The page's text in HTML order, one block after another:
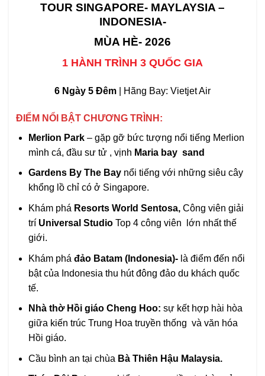
TOUR SINGAPORE- MAYLAYSIA –
INDONESIA-
MÙA HÈ- 2026
1 HÀNH TRÌNH 3 QUỐC GIA
6 Ngày 5 Đêm | Hãng Bay: Vietjet Air
ĐIỂM NỔI BẬT CHƯƠNG TRÌNH:
Merlion Park – gặp gỡ bức tượng nổi tiếng Merlion
mình cá, đầu sư tử , vịnh Maria bay sand
Gardens By The Bay nổi tiếng với những siêu cây
khổng lồ chỉ có ở Singapore.
Khám phá Resorts World Sentosa, Công viên giải
trí Universal Studio Top 4 công viên lớn nhất thế
giới.
Khám phá đảo Batam (Indonesia)- là điểm đến nổi
bật của Indonesia thu hút đông đảo du khách quốc
tế.
Nhà thờ Hồi giáo Cheng Hoo: sự kết hợp hài hòa
giữa kiến trúc Trung Hoa truyền thống và văn hóa
Hồi giáo.
Cầu bình an tại chùa Bà Thiên Hậu Malaysia.